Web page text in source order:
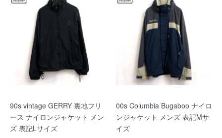
90s vintage GERRY 裏地フリ
ース ナイロンジャケット メン
ズ 表記Lサイズ
00s Columbia Bugaboo ナイロ
ンジャケット メンズ 表記Mサ
イズ